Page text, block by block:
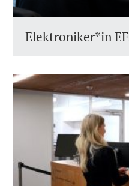
Elektroniker*in